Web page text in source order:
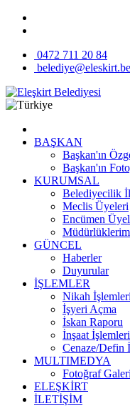
0472 711 20 84
BAŞKAN
Başkan'ın
Başkan'ın
KURUMSAL
Belediyecilik
Meclis Üyeleri
Encümen
GÜNCEL
Haberler
Duyurular
İŞLEMLER
Nikah İşlemleri
İşyeri Açma
İskan Raporu
İnşaat İşlemleri
Cenaze/Defin
MULTIMEDYA
Fotoğraf
ELEŞKİRT
İLETİŞİM